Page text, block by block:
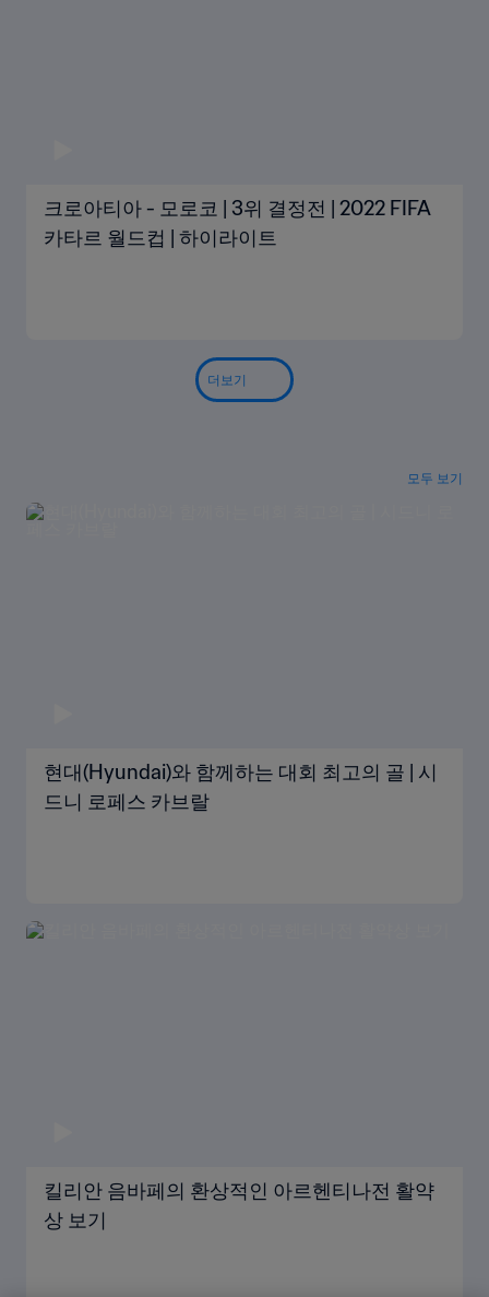
크로아티아 - 모로코 | 3위 결정전 | 2022 FIFA
카타르 월드컵 | 하이라이트
더보기
모두 보기
현대(Hyundai)와 함께하는 대회 최고의 골 | 시
드니 로페스 카브랄
킬리안 음바페의 환상적인 아르헨티나전 활약
상 보기